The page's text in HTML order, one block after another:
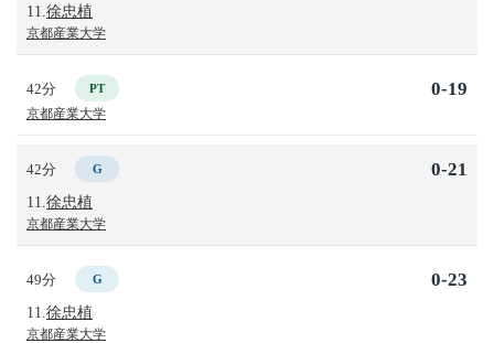
11. 徐忠植
京都産業大学
42分 PT
京都産業大学
0-19
42分 G
11. 徐忠植
京都産業大学
0-21
49分 G
11. 徐忠植
京都産業大学
0-23